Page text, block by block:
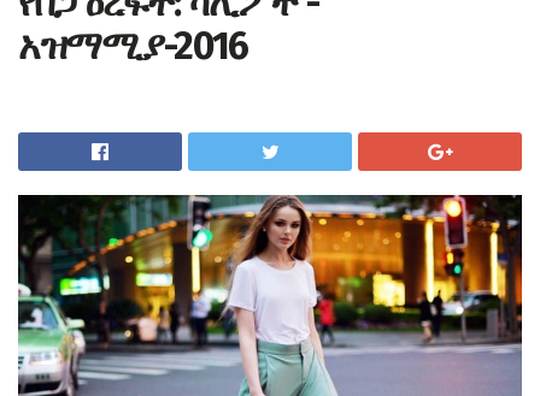
አዝማሚያ-2016